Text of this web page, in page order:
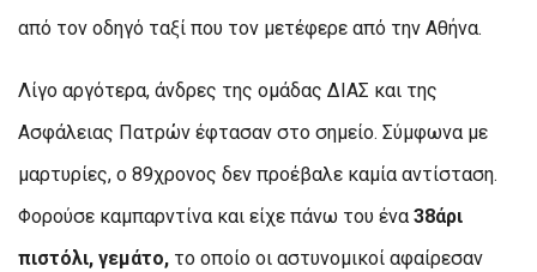
από τον οδηγό ταξί που τον μετέφερε από την Αθήνα.
Λίγο αργότερα, άνδρες της ομάδας ΔΙΑΣ και της
Ασφάλειας Πατρών έφτασαν στο σημείο. Σύμφωνα με
μαρτυρίες, ο 89χρονος δεν προέβαλε καμία αντίσταση.
Φορούσε καμπαρντίνα και είχε πάνω του ένα 38άρι
πιστόλι, γεμάτο, το οποίο οι αστυνομικοί αφαίρεσαν